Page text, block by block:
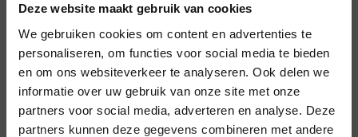
Deze website maakt gebruik van cookies
We gebruiken cookies om content en advertenties te
personaliseren, om functies voor social media te bieden
en om ons websiteverkeer te analyseren. Ook delen we
informatie over uw gebruik van onze site met onze
partners voor social media, adverteren en analyse. Deze
partners kunnen deze gegevens combineren met andere
Voor al uw evenementen en
partijen